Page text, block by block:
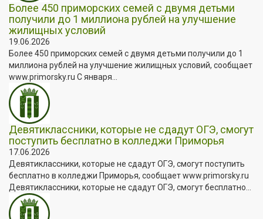
Более 450 приморских семей с двумя детьми
получили до 1 миллиона рублей на улучшение
жилищных условий
19.06.2026
Более 450 приморских семей с двумя детьми получили до 1
миллиона рублей на улучшение жилищных условий, сообщает
www.primorsky.ru С января...
Девятиклассники, которые не сдадут ОГЭ, смогут
поступить бесплатно в колледжи Приморья
17.06.2026
Девятиклассники, которые не сдадут ОГЭ, смогут поступить
бесплатно в колледжи Приморья, сообщает www.primorsky.ru
Девятиклассники, которые не сдадут ОГЭ, смогут бесплатно...